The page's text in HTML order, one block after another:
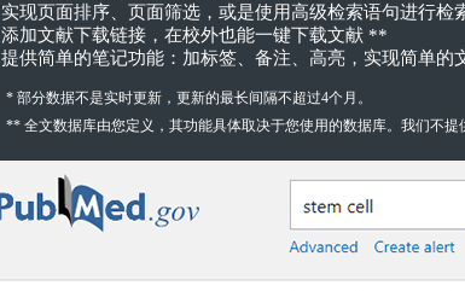
实现页面排序、页面筛选，或是使用高级检索语句进行检
添加文献下载链接，在校外也能一键下载文献 **
提供简单的笔记功能：加标签、备注、高亮，实现简单的
* 部分数据不是实时更新，更新的最长间隔不超过4个月。
** 全文数据库由您定义，其功能具体取决于您使用的数据库。我们不提